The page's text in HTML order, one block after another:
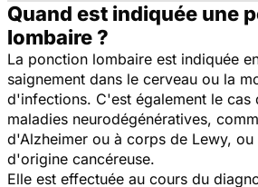
Quand est indiquée une
lombaire ?
La ponction lombaire est indiquée
saignement dans le cerveau ou la
d'infections. C'est également le cas
maladies neurodégénératives,
d'Alzheimer ou à corps de Lewy,
d'origine cancéreuse.
Elle est effectuée au cours du